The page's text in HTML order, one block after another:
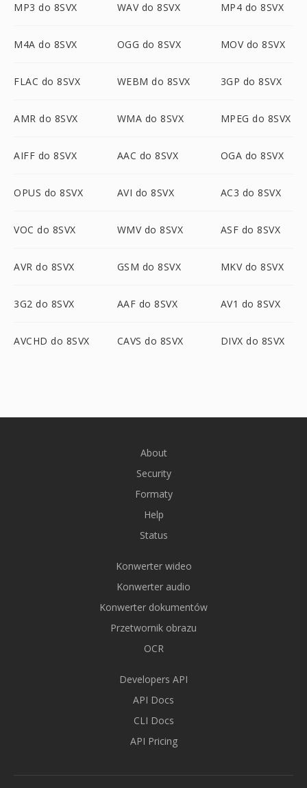
MP3 do 8SVX WAV do 8SVX MP4 do 8SVX
M4A do 8SVX OGG do 8SVX MOV do 8SVX
FLAC do 8SVX WEBM do 8SVX 3GP do 8SVX
AMR do 8SVX WMA do 8SVX MPEG do 8SVX
AIFF do 8SVX AAC do 8SVX OGA do 8SVX
OPUS do 8SVX AVI do 8SVX AC3 do 8SVX
VOC do 8SVX WMV do 8SVX ASF do 8SVX
AVR do 8SVX GSM do 8SVX MKV do 8SVX
3G2 do 8SVX AAF do 8SVX AV1 do 8SVX
AVCHD do 8SVX CAVS do 8SVX DIVX do 8SVX
About
Security
Formaty
Help
Status
Konwerter wideo
Konwerter audio
Konwerter dokumentów
Przetwornik obrazu
OCR
Developers API
API Docs
CLI Docs
API Pricing